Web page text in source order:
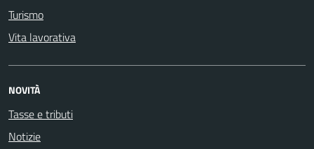
Turismo
Vita lavorativa
NOVITÀ
Tasse e tributi
Notizie